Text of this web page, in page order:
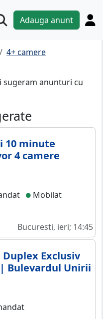
Adauga anunt
4+ camere
sugeram anunturi cu
10 minute
4 camere
Mobilat
Bucuresti, ieri; 14:45
Exclusiv
Bulevardul Unirii